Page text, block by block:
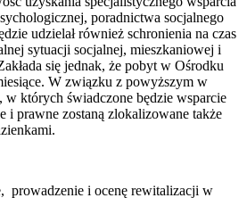
poradnictwa socjalnego
udzielał również schronienia na czas
sytuacji socjalnej, mieszkaniowej i
się jednak, że pobyt w Ośrodku
W związku z powyższym w
w których świadczone będzie wsparcie
i prawne zostaną zlokalizowane także
prowadzenie i ocenę rewitalizacji w